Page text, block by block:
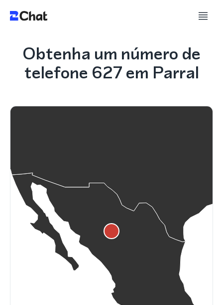
Obtenha um número de
telefone 627 em Parral